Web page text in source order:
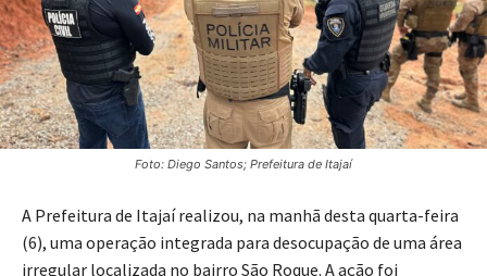
Foto: Diego Santos; Prefeitura de Itajaí
A Prefeitura de Itajaí realizou, na manhã desta quarta-feira
(6), uma operação integrada para desocupação de uma área
irregular localizada no bairro São Roque. A ação foi